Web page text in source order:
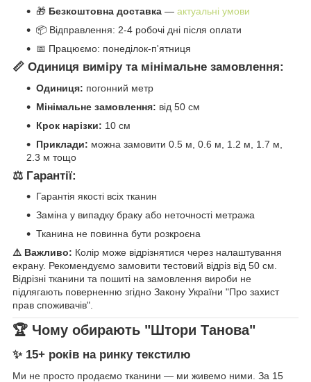
🎁 Безкоштовна доставка — актуальні умови
📦 Відправлення: 2-4 робочі дні після оплати
📅 Працюємо: понеділок-п'ятниця
📏 Одиниця виміру та мінімальне замовлення:
Одиниця: погонний метр
Мінімальне замовлення: від 50 см
Крок нарізки: 10 см
Приклади: можна замовити 0.5 м, 0.6 м, 1.2 м, 1.7 м,
2.3 м тощо
⚖️ Гарантії:
Гарантія якості всіх тканин
Заміна у випадку браку або неточності метража
Тканина не повинна бути розкроєна
⚠️ Важливо: Колір може відрізнятися через налаштування
екрану. Рекомендуємо замовити тестовий відріз від 50 см.
Відрізні тканини та пошиті на замовлення вироби не
підлягають поверненню згідно Закону України "Про захист
прав споживачів".
🏆 Чому обирають "Штори Танова"
✨ 15+ років на ринку текстилю
Ми не просто продаємо тканини — ми живемо ними. За 15